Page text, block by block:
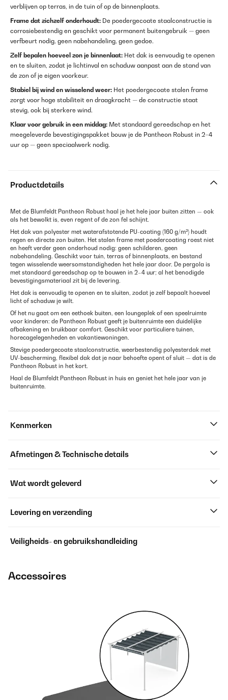
verblijven op terras, in de tuin of op de binnenplaats.
Frame dat zichzelf onderhoudt: De poedergecoate staalconstructie is
corrosiebestendig en geschikt voor permanent buitengebruik — geen
verfbeurt nodig, geen nabehandeling, geen gedoe.
Zelf bepalen hoeveel zon je binnenlaat: Het dak is eenvoudig te openen
en te sluiten, zodat je lichtinval en schaduw aanpast aan de stand van
de zon of je eigen voorkeur.
Stabiel bij wind en wisselend weer: Het poedergecoate stalen frame
zorgt voor hoge stabiliteit en draagkracht — de constructie staat
stevig, ook bij sterkere wind.
Klaar voor gebruik in een middag: Met standaard gereedschap en het
meegeleverde bevestigingspakket bouw je de Pantheon Robust in 2–4
uur op — geen speciaalwerk nodig.
Productdetails
Met de Blumfeldt Pantheon Robust haal je het hele jaar buiten zitten — ook
als het bewolkt is, even regent of de zon fel schijnt.
Het dak van polyester met waterafstotende PU-coating (160 g/m²) houdt
regen en directe zon buiten. Het stalen frame met poedercoating roest niet
en heeft verder geen onderhoud nodig: geen schilderen, geen
nabehandeling. Geschikt voor tuin, terras of binnenplaats, en bestand
tegen wisselende weersomstandigheden het hele jaar door. De pergola is
met standaard gereedschap op te bouwen in 2–4 uur; al het benodigde
bevestigingsmateriaal zit bij de levering.
Het dak is eenvoudig te openen en te sluiten, zodat je zelf bepaalt hoeveel
licht of schaduw je wilt.
Of het nu gaat om een eethoek buiten, een loungeplek of een speelruimte
voor kinderen: de Pantheon Robust geeft je buitenruimte een duidelijke
afbakening en bruikbaar comfort. Geschikt voor particuliere tuinen,
horecagelegenheden en vakantiewoningen.
Stevige poedergecoate staalconstructie, weerbestendig polyesterdak met
UV-bescherming, flexibel dak dat je naar behoefte opent of sluit — dat is de
Pantheon Robust in het kort.
Haal de Blumfeldt Pantheon Robust in huis en geniet het hele jaar van je
buitenruimte.
Kenmerken
Afmetingen & Technische details
Wat wordt geleverd
Levering en verzending
Veiligheids- en gebruikshandleiding
Accessoires